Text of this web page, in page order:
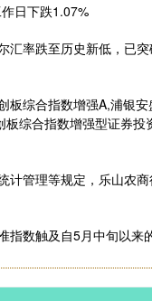
作日下跌1.07%
汇率跌至历史新低，已
板综合指数增强A,浦银
板综合指数增强型证券投
计管理等规定，乐山农
指数触及自5月中旬以来